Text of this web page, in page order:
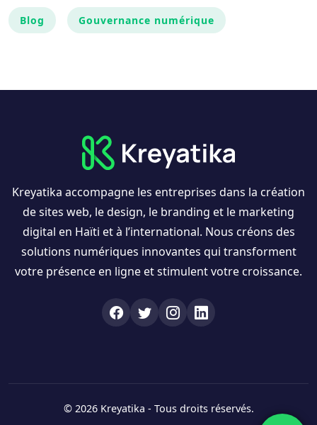
Blog Gouvernance numérique
Kreyatika accompagne les entreprises dans la création
de sites web, le design, le branding et le marketing
digital en Haïti et à l’international. Nous créons des
solutions numériques innovantes qui transforment
votre présence en ligne et stimulent votre croissance.
© 2026 Kreyatika - Tous droits réservés.